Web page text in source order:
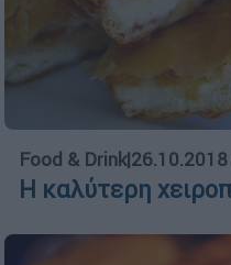
Food & Drink|
Η καλύτερη